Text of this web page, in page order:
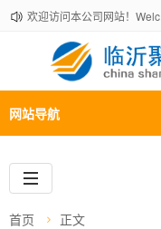
欢迎访问本公司网站！Welcome to our company website!
网站导航
首页 正文